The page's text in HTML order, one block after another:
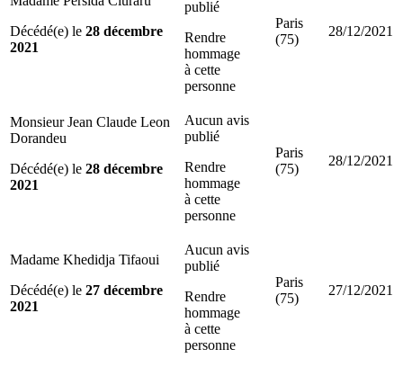
Décédé(e) le 28 décembre
2021
publié
Rendre
hommage
à cette
personne
Paris
(75)
28/12/2021
Monsieur Jean Claude Leon
Dorandeu
Décédé(e) le 28 décembre
2021
Aucun avis
publié
Rendre
hommage
à cette
personne
Paris
(75)
28/12/2021
Madame Khedidja Tifaoui
Décédé(e) le 27 décembre
2021
Aucun avis
publié
Rendre
hommage
à cette
personne
Paris
(75)
27/12/2021